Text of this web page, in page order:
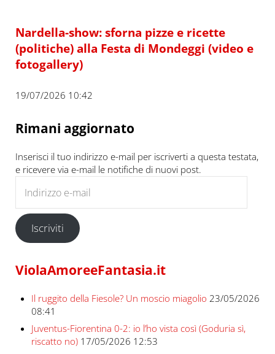
Nardella-show: sforna pizze e ricette
(politiche) alla Festa di Mondeggi (video e
fotogallery)
19/07/2026 10:42
Rimani aggiornato
Inserisci il tuo indirizzo e-mail per iscriverti a questa testata,
e ricevere via e-mail le notifiche di nuovi post.
Iscriviti
ViolaAmoreeFantasia.it
Il ruggito della Fiesole? Un moscio miagolio 23/05/2026
08:41
Juventus-Fiorentina 0-2: io l’ho vista così (Goduria sì,
riscatto no) 17/05/2026 12:53